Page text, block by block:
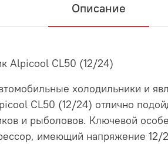
Описание
Alpicool CL50 (12/24)
холодильники и
CL50 (12/24) отлично
и рыболовов. Ключевой
имеющий напряжение 12/